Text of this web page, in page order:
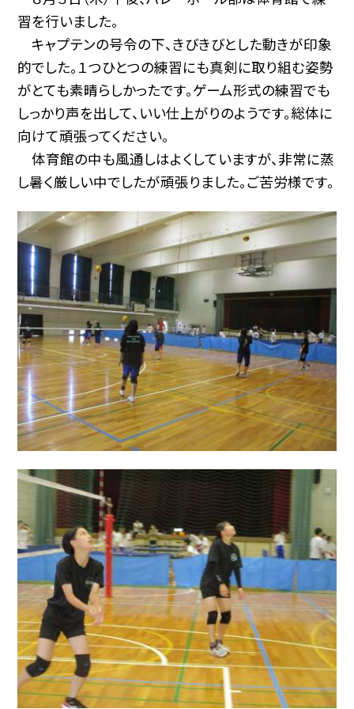
習を行いました。
キャプテンの号令の下、きびきびとした動きが印象
的でした。１つひとつの練習にも真剣に取り組む姿勢
がとても素晴らしかったです。ゲーム形式の練習でも
しっかり声を出して、いい仕上がりのようです。総体に
向けて頑張ってください。
体育館の中も風通しはよくしていますが、非常に蒸
し暑く厳しい中でしたが頑張りました。ご苦労様です。